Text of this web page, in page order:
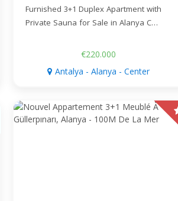
Furnished 3+1 Duplex Apartment with
Private Sauna for Sale in Alanya C…
€220.000
Antalya - Alanya - Center